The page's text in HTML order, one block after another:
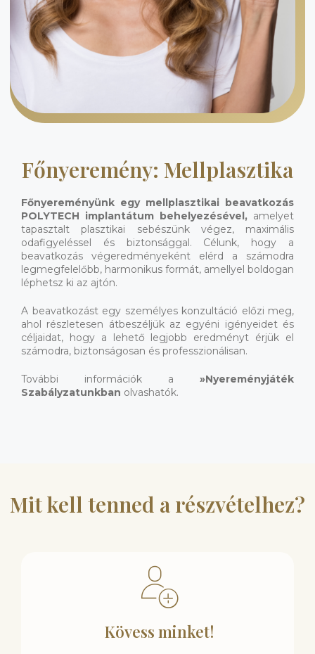
Főnyeremény: Mellplasztika
Főnyereményünk egy mellplasztikai beavatkozás
POLYTECH implantátum behelyezésével, amelyet
tapasztalt plasztikai sebészünk végez, maximális
odafigyeléssel és biztonsággal. Célunk, hogy a
beavatkozás végeredményeként elérd a számodra
legmegfelelőbb, harmonikus formát, amellyel boldogan
léphetsz ki az ajtón.
A beavatkozást egy személyes konzultáció előzi meg,
ahol részletesen átbeszéljük az egyéni igényeidet és
céljaidat, hogy a lehető legjobb eredményt érjük el
számodra, biztonságosan és professzionálisan.
További információk a »Nyereményjáték
Szabályzatunkban olvashatók.
Mit kell tenned a részvételhez?
Kövess minket!